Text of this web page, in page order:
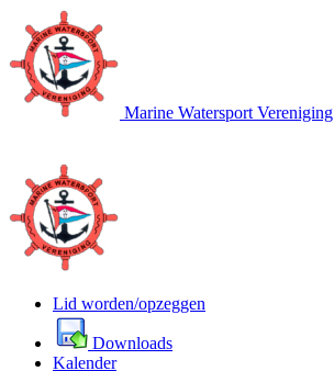
Marine Watersport Vereniging
Lid worden/opzeggen
Downloads
Kalender